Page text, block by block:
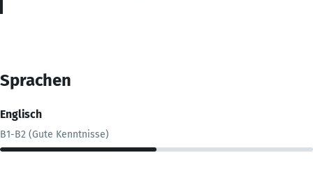
Sprachen
Englisch
B1-B2 (Gute Kenntnisse)